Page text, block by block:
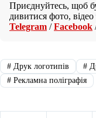
Приєднуйтесь, щоб
дивитися фото,
Telegram /Facebook
#Друк логотипів #
#Рекламна поліграфія